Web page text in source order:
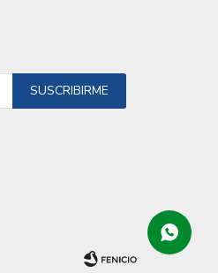
SUSCRIBIRME